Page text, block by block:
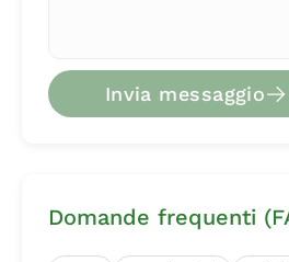
Invia messaggio
Invia
Domande frequenti